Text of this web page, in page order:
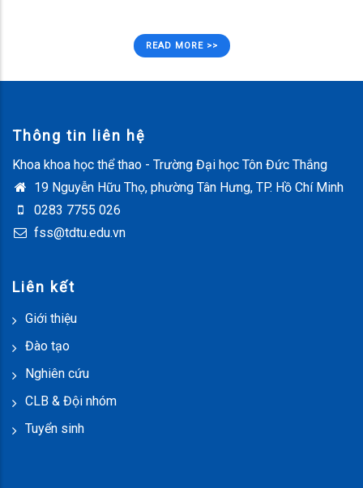
READ MORE >>
Thông tin liên hệ
Khoa khoa học thể thao - Trường Đại học Tôn Đức Thắng
19 Nguyễn Hữu Thọ, phường Tân Hưng, TP. Hồ Chí Minh
0283 7755 026
fss@tdtu.edu.vn
Liên kết
Giới thiệu
Đào tạo
Nghiên cứu
CLB & Đội nhóm
Tuyển sinh